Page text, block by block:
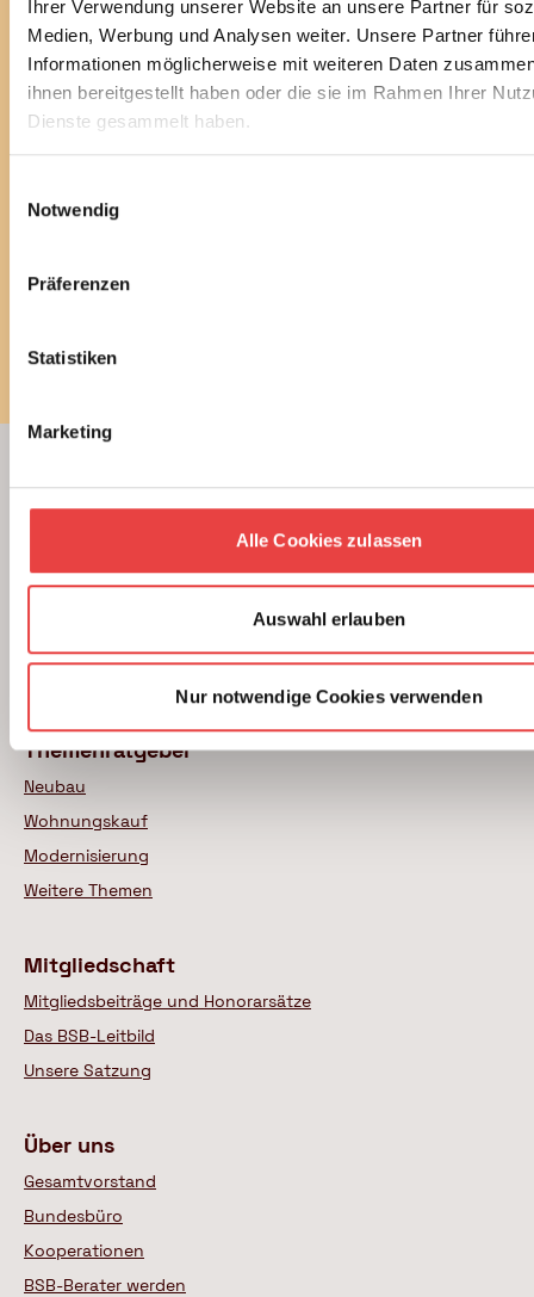
Ihrer Verwendung unserer Website an unsere Partner für
Medien, Werbung und Analysen weiter. Unsere Partner
Informationen möglicherweise mit weiteren Daten
ihnen bereitgestellt haben oder die sie im Rahmen Ihrer
Dienste gesammelt haben.
Notwendig
Präferenzen
Statistiken
Marketing
Alle Cookies zulassen
Auswahl erlauben
Nur notwendige Cookies verwenden
c
h
t
e
n
n
g
e
n
Sie können diesen Service in jedem Newsletter wieder
abbestellen.
Ich habe dieDatenschutzbestimmungen
E-Mail
Unterstützung beim Hausbau
Kauf einer Eigentumswohnung
Themenratgeber
Neubau
Wohnungskauf
Modernisierung
Weitere Themen
Mitgliedschaft
Mitgliedsbeiträge und Honorarsätze
Das BSB-Leitbild
Unsere Satzung
Über uns
Gesamtvorstand
Bundesbüro
Kooperationen
BSB-Berater werden